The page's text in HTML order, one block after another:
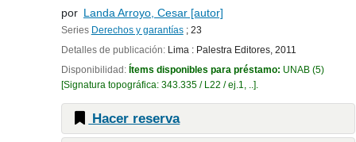
por Landa Arroyo, Cesar[autor]
Series Derechos y garantías; 23
Detalles de publicación: Lima : Palestra Editores, 2011
Disponibilidad: Ítems disponibles para préstamo: UNAB(5)
Signatura topográfica: 343.335 / L22 / ej.1, .. .
Hacer reserva